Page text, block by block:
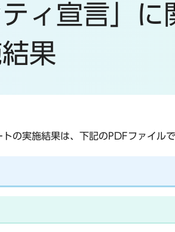
ィ宣言」に
果
の実施結果は、下記のPDFファイルで